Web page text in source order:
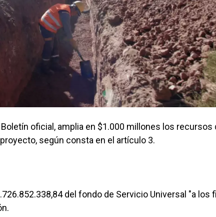
oficial, amplia en $1.000 millones los recursos
según consta en el artículo 3.
del fondo de Servicio Universal "a los